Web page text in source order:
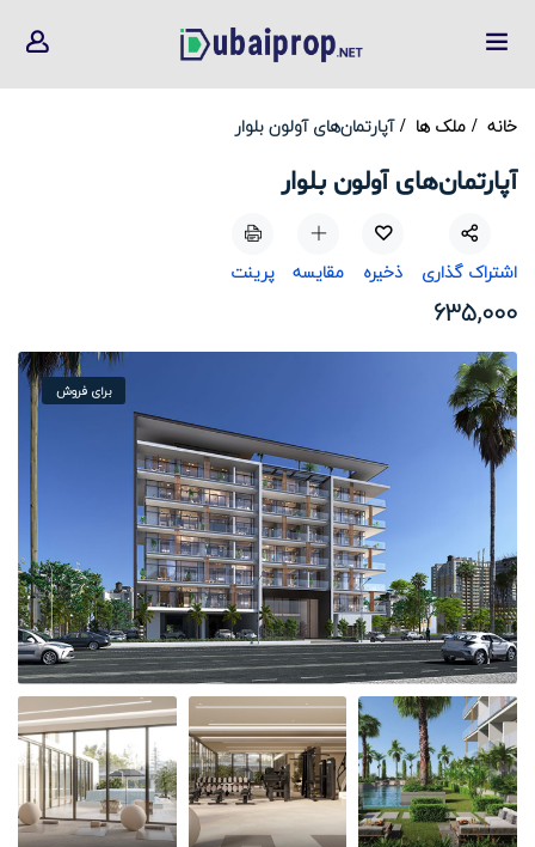
خانه ملک ها آپارتمان‌های آولون بلوار
آپارتمان‌های آولون بلوار
اشتراک گذاری ذخیره مقایسه پرینت
635,000
برای فروش